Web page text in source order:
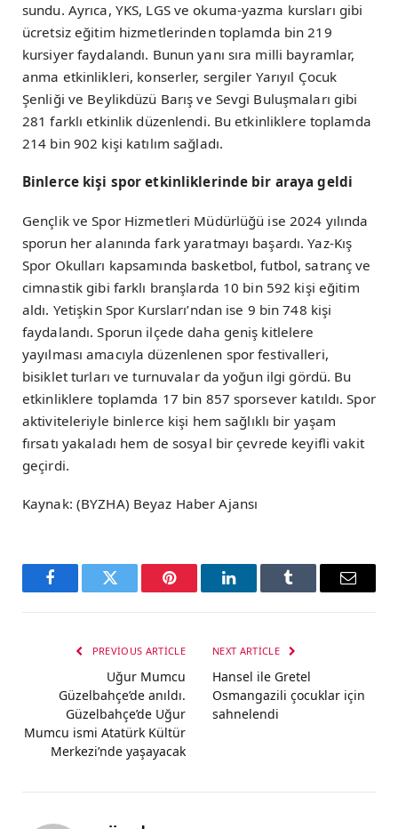
sundu. Ayrıca, YKS, LGS ve okuma-yazma kursları gibi
ücretsiz eğitim hizmetlerinden toplamda bin 219
kursiyer faydalandı. Bunun yanı sıra milli bayramlar,
anma etkinlikleri, konserler, sergiler Yarıyıl Çocuk
Şenliği ve Beylikdüzü Barış ve Sevgi Buluşmaları gibi
281 farklı etkinlik düzenlendi. Bu etkinliklere toplamda
214 bin 902 kişi katılım sağladı.
Binlerce kişi spor etkinliklerinde bir araya geldi
Gençlik ve Spor Hizmetleri Müdürlüğü ise 2024 yılında
sporun her alanında fark yaratmayı başardı. Yaz-Kış
Spor Okulları kapsamında basketbol, futbol, satranç ve
cimnastik gibi farklı branşlarda 10 bin 592 kişi eğitim
aldı. Yetişkin Spor Kursları’ndan ise 9 bin 748 kişi
faydalandı. Sporun ilçede daha geniş kitlelere
yayılması amacıyla düzenlenen spor festivalleri,
bisiklet turları ve turnuvalar da yoğun ilgi gördü. Bu
etkinliklere toplamda 17 bin 857 sporsever katıldı. Spor
aktiviteleriyle binlerce kişi hem sağlıklı bir yaşam
fırsatı yakaladı hem de sosyal bir çevrede keyifli vakit
geçirdi.
Kaynak: (BYZHA) Beyaz Haber Ajansı
FacebookTwitter Pinterest LinkedInTumblr Email
PREVIOUS ARTICLE
Uğur Mumcu
Güzelbahçe’de anıldı.
Güzelbahçe’de Uğur
Mumcu ismi Atatürk Kültür
Merkezi’nde yaşayacak
NEXT ARTICLE
Hansel ile Gretel
Osmangazili çocuklar için
sahnelendi